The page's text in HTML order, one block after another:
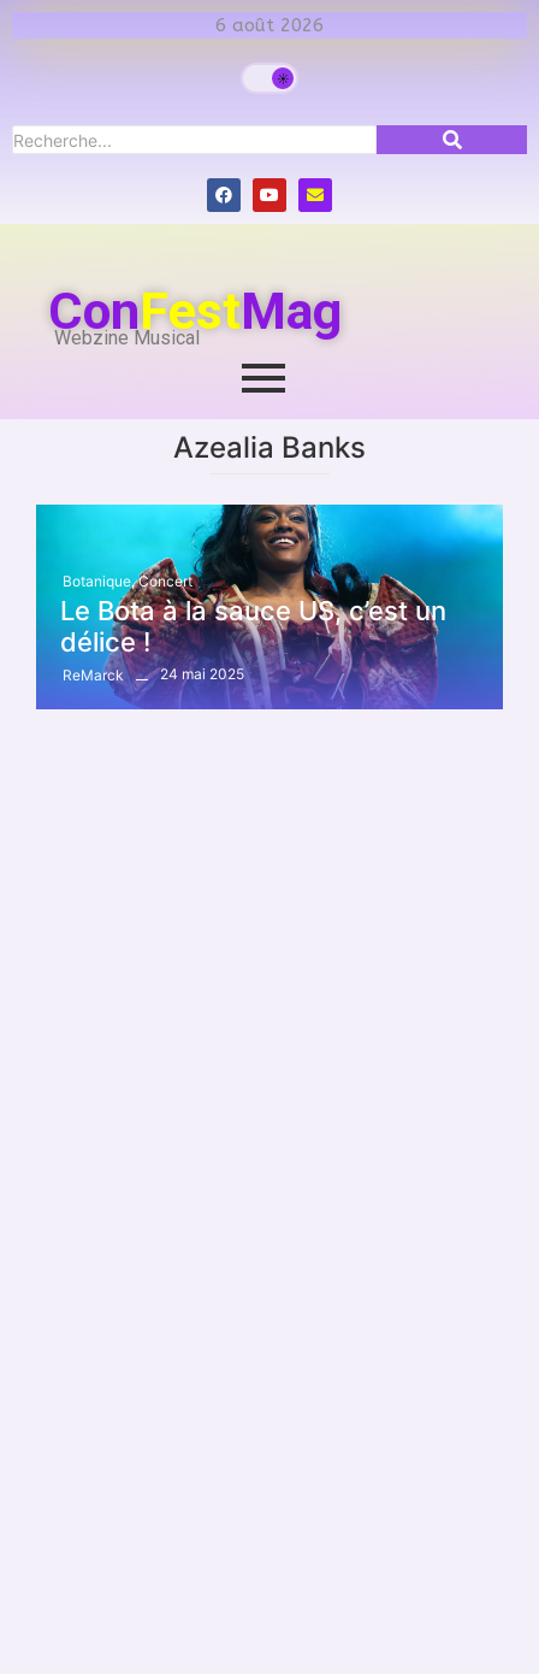
6 août 2026
ConFestMag
Webzine Musical
Azealia Banks
Botanique, Concert
Le Bota à la sauce US, c’est un
délice !
ReMarck 24 mai 2025